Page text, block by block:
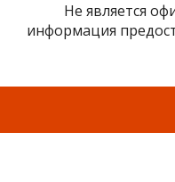
Не является
информация